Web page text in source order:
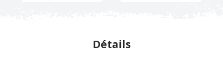
Détails